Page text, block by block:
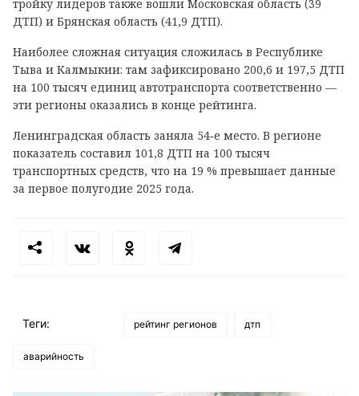
тройку лидеров также вошли Московская область (39
ДТП) и Брянская область (41,9 ДТП).
Наиболее сложная ситуация сложилась в Республике
Тыва и Калмыкии: там зафиксировано 200,6 и 197,5 ДТП
на 100 тысяч единиц автотранспорта соответственно —
эти регионы оказались в конце рейтинга.
Ленинградская область заняла 54‑е место. В регионе
показатель составил 101,8 ДТП на 100 тысяч
транспортных средств, что на 19 % превышает данные
за первое полугодие 2025 года.
Теги: рейтинг регионов дтп
аварийность